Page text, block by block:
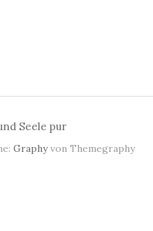
Seele pur
Graphyvon Themegraphy